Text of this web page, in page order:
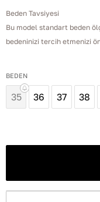
Beden Tavsiyesi
Bu model standart beden
bedeninizi tercih etmenizi
BEDEN
35 36 37 38